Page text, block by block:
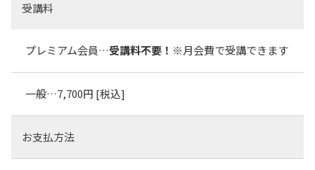
受講料
プレミアム会員…受講料不要！ ※月会費で受講できます
一般…7,700円 [税込]
お支払方法